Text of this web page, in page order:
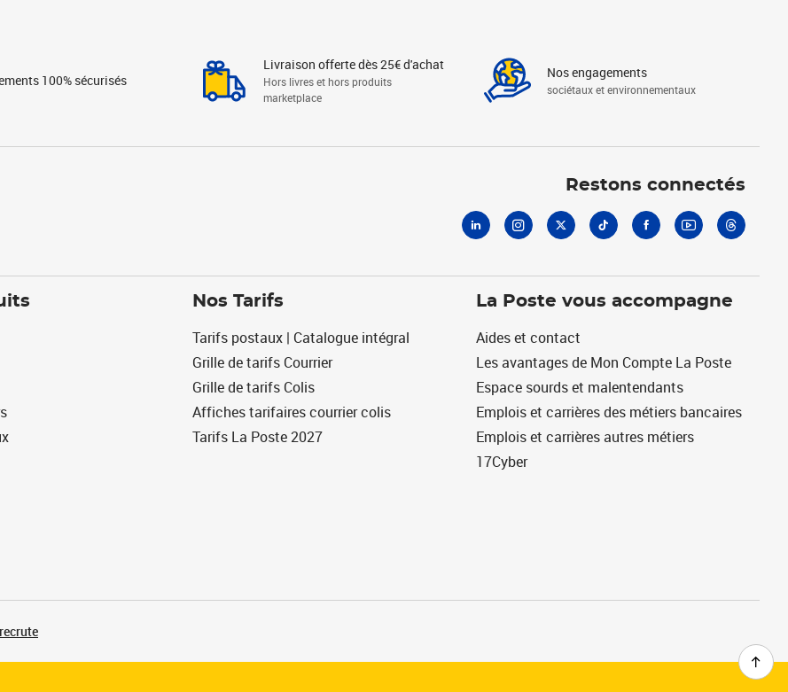
100% sécurisés
Livraison offerte dès 25€ d'achat
Hors livres et hors produits
marketplace
Nos engagements
sociétaux et environnementaux
Restons connectés
Nos Tarifs
Tarifs postaux | Catalogue intégral
Grille de tarifs Courrier
Grille de tarifs Colis
Affiches tarifaires courrier colis
Tarifs La Poste 2027
La Poste vous accompagne
Aides et contact
Les avantages de Mon Compte La Poste
Espace sourds et malentendants
Emplois et carrières des métiers bancaires
Emplois et carrières autres métiers
17Cyber